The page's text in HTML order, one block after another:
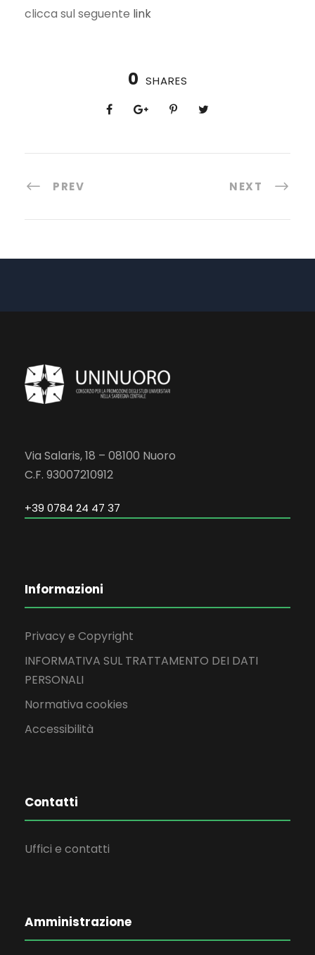
clicca sul seguente link
0 SHARES
PREV NEXT
Via Salaris, 18 – 08100 Nuoro
C.F. 93007210912
+39 0784 24 47 37
Informazioni
Privacy e Copyright
INFORMATIVA SUL TRATTAMENTO DEI DATI
PERSONALI
Normativa cookies
Accessibilità
Contatti
Uffici e contatti
Amministrazione